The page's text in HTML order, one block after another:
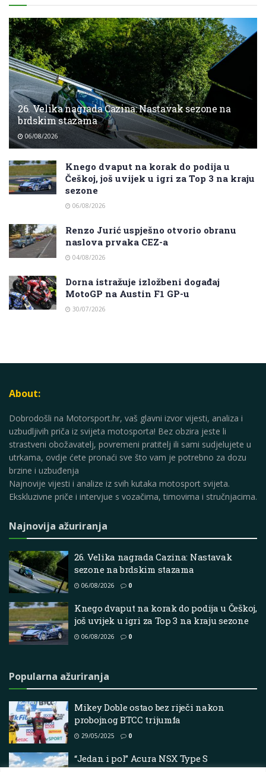
26. Velika nagrada Cazina: Nastavak sezone na
brdskim stazama
06/08/2026
Knego dvaput na korak do podija u
Češkoj, još uvijek u igri za Top 3 na kraju
sezone
06/08/2026
Renzo Jurić uspješno otvorio obranu
naslova prvaka CEZ-a
04/08/2026
Dorna istražuje izložbeni događaj
MotoGP na Austin F1 GP-u
30/07/2026
About:
Dobrodošli na Motorsport.hr, vaš glavni izvor vijesti, analiza i
uzbudljivih priča iz svijeta motosporta! Bez obzira jeste li
strastveni obožavatelj, povremeni pratitelj ili sami sudjelujete u
utrkama, ovdje ćete pronaći sve što vam je potrebno za dozu
brzine i uzbuđenja
Najnovije vijesti i analize iz svih kutaka motosport svijeta.
Ekskluzivne priče i intervjue s vozačima, timovima i stručnjacima.
Najnovija ažuriranja
26. Velika nagrada Cazina: Nastavak
sezone na brdskim stazama
06/08/2026 0
Knego dvaput na korak do podija u Češkoj,
još uvijek u igri za Top 3 na kraju sezone
06/08/2026 0
Popularna ažuriranja
Mikey Doble ostao bez riječi nakon
probojnog BTCC trijumfa
29/05/2025 0
“Jedan i pol” Acura NSX Type S